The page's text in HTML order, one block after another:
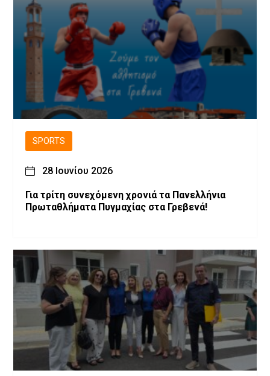
SPORTS
28 Ιουνίου 2026
Για τρίτη συνεχόμενη χρονιά τα Πανελλήνια
Πρωταθλήματα Πυγμαχίας στα Γρεβενά!